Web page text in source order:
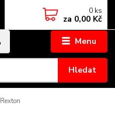
Menu
Hledat
0 ks
za 0,00 Kč
Rexton